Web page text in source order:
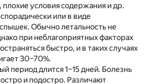
плохие условия содержания и др.
или в виде
Обычно летальность не
при неблагоприятных факторах
быстро, и в таких случаях
30–70%.
период длится 1–15 дней. Болезнь
и подостро. Различают